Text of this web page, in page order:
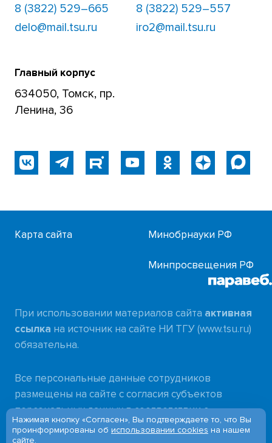
8 (3822) 529–665
delo@mail.tsu.ru
8 (3822) 529–557
iro2@mail.tsu.ru
Главный корпус
634050, Томск, пр.
Ленина, 36
Карта сайта Минобрнауки РФ
Минпросвещения РФ
При использовании материалов сайта активная
ссылка на источник на сайте НИ ТГУ (www.tsu.ru)
обязательна.
Все персональные данные сотрудников
размещены на сайте с согласия субъектов
персональных данных в соответствии с
требованиями
Нажимая кнопку «Согласен», Вы подтверждаете то, что Вы
проинформированы об использовании cookies на нашем
сайте.